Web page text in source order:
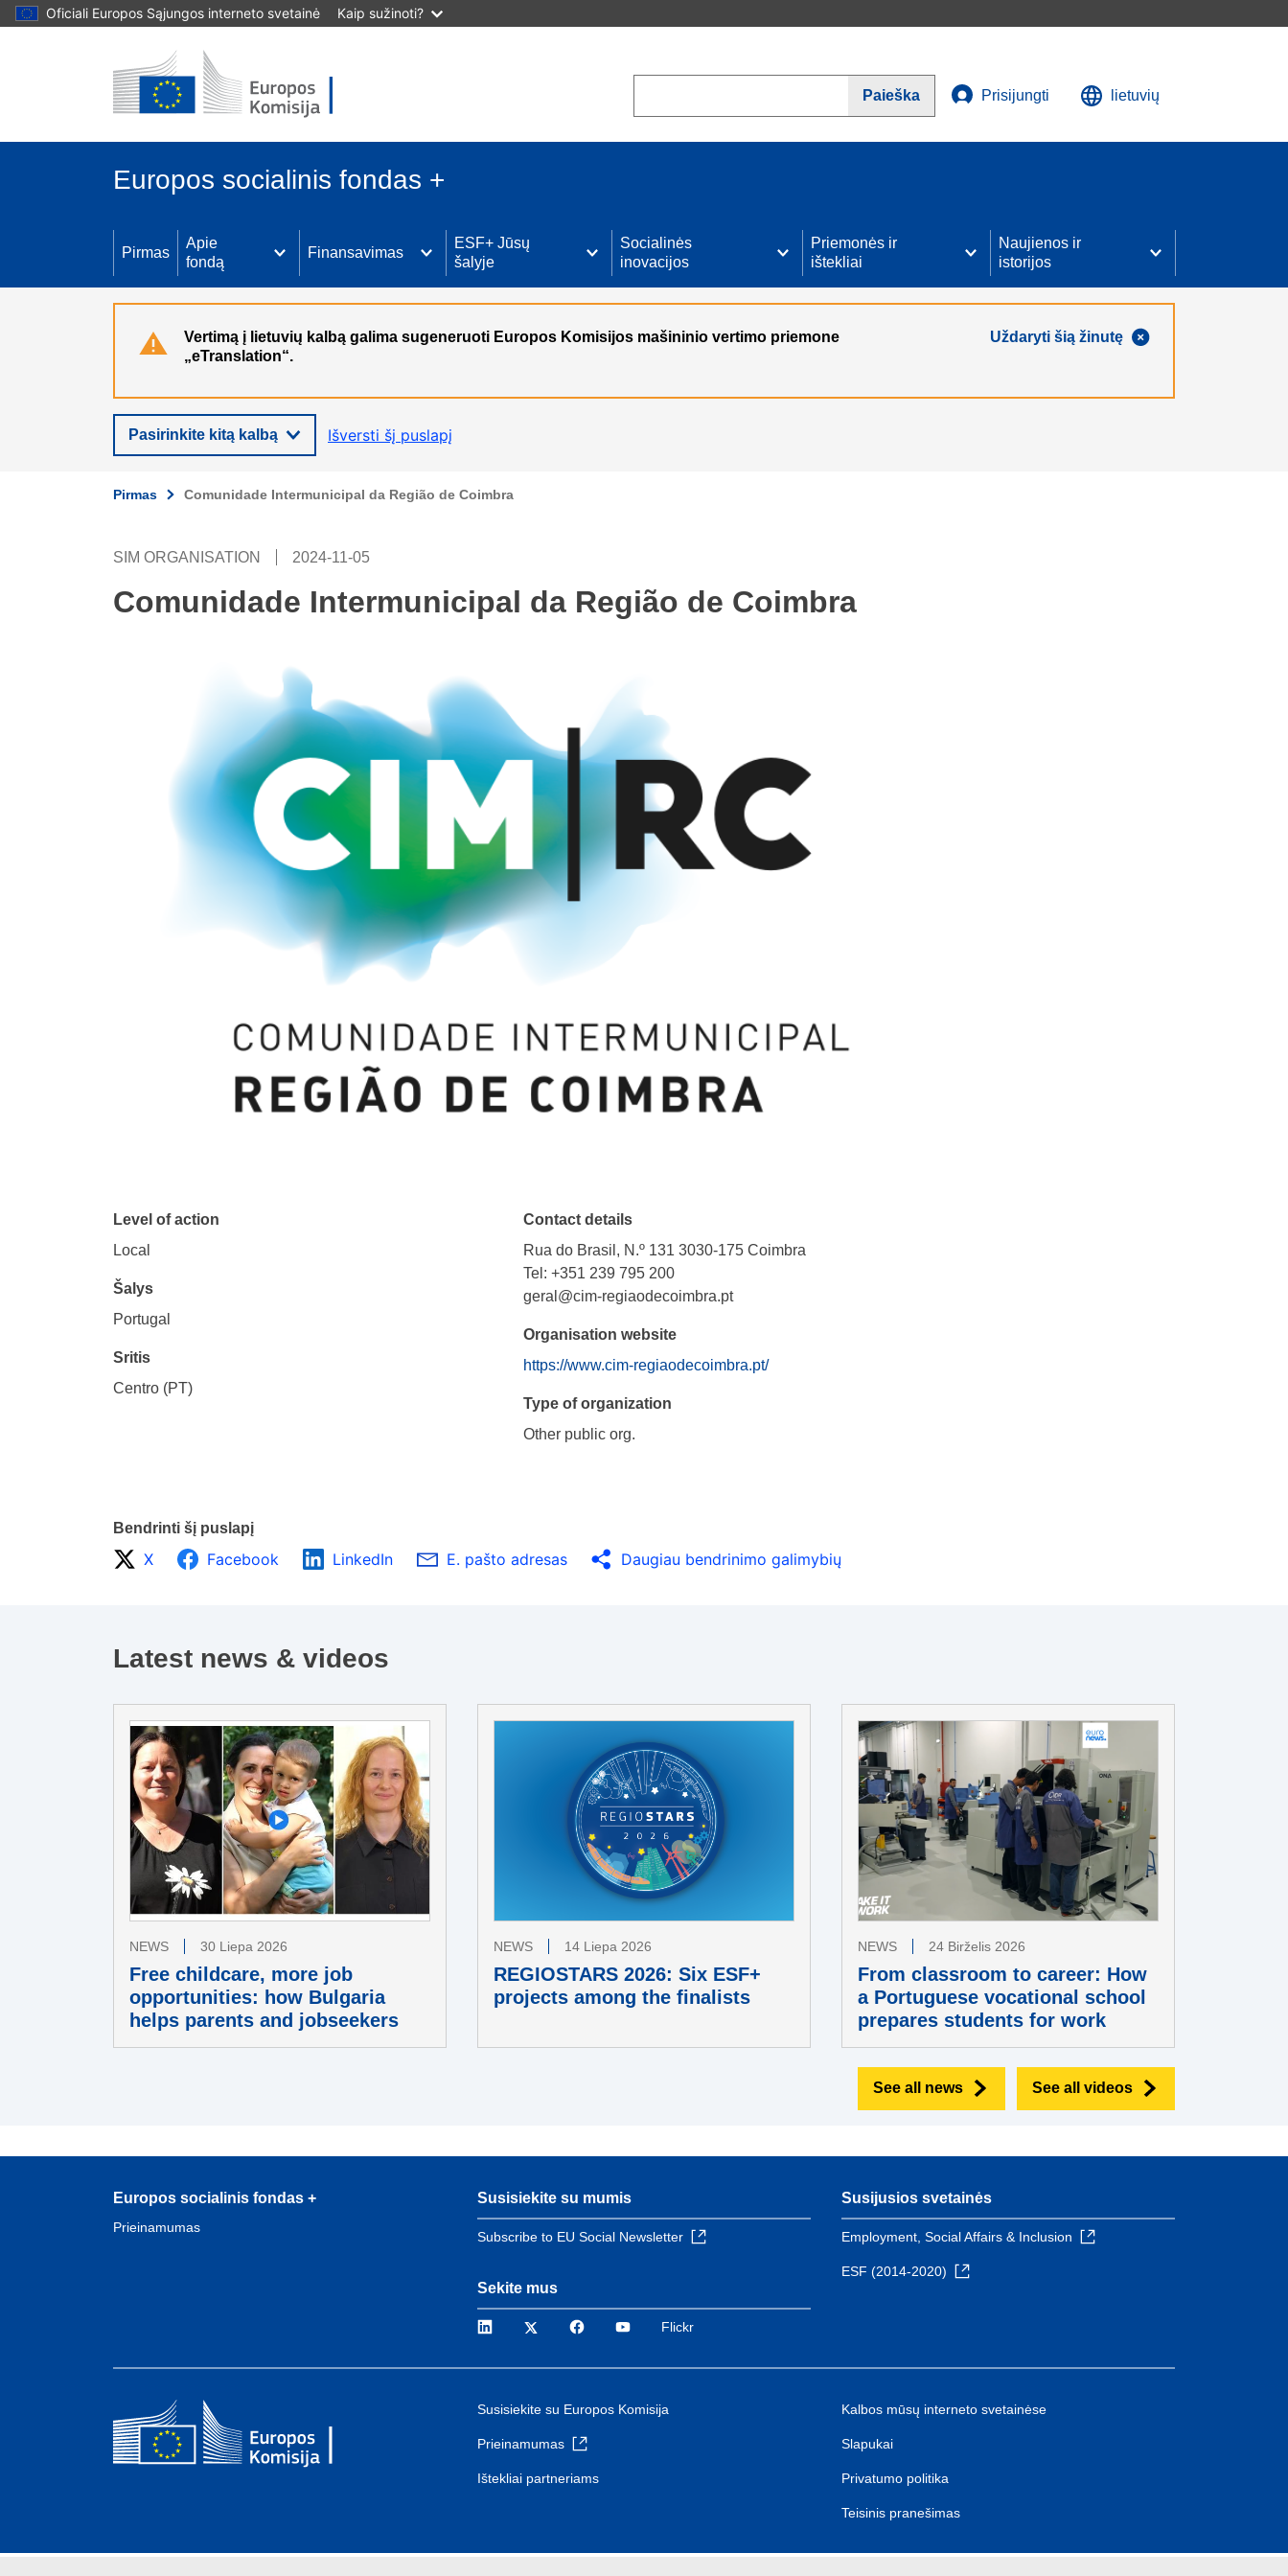
Pereiti į pagrindinį turinį
Oficiali Europos Sąjungos interneto svetainė Kaip sužinoti?
Paieška Prisijungti lietuvių
Europos socialinis fondas +
Pirmas
Apie
fondą
Finansavimas
ESF+ Jūsų
šalyje
Socialinės
inovacijos
Priemonės ir
ištekliai
Naujienos ir
istorijos
Uždaryti šią žinutę
Vertimą į lietuvių kalbą galima sugeneruoti Europos Komisijos mašininio vertimo priemone
„eTranslation“.
Pasirinkite kitą kalbą Išversti šį puslapį
Pirmas Comunidade Intermunicipal da Região de Coimbra
SIM ORGANISATION 2024-11-05
Comunidade Intermunicipal da Região de Coimbra
Level of action
Local
Šalys
Portugal
Sritis
Centro (PT)
Contact details
Rua do Brasil, N.º 131 3030-175 Coimbra
Tel: +351 239 795 200
geral@cim-regiaodecoimbra.pt
Organisation website
https://www.cim-regiaodecoimbra.pt/
Type of organization
Other public org.
Bendrinti šį puslapį
X Facebook LinkedIn E. pašto adresas Daugiau bendrinimo galimybių
Latest news & videos
NEWS 30 Liepa 2026
Free childcare, more job
opportunities: how Bulgaria
helps parents and jobseekers
NEWS 14 Liepa 2026
REGIOSTARS 2026: Six ESF+
projects among the finalists
NEWS 24 Birželis 2026
From classroom to career: How
a Portuguese vocational school
prepares students for work
See all videos
See all news
Europos socialinis fondas +
Prieinamumas
Susisiekite su mumis
Subscribe to EU Social Newsletter
Sekite mus
LinkedIn Twitter FacebookYouTube
Flickr
Susijusios svetainės
Employment, Social Affairs & Inclusion
ESF (2014-2020)
Susisiekite su Europos Komisija
Prieinamumas
Ištekliai partneriams
Kalbos mūsų interneto svetainėse
Slapukai
Privatumo politika
Teisinis pranešimas